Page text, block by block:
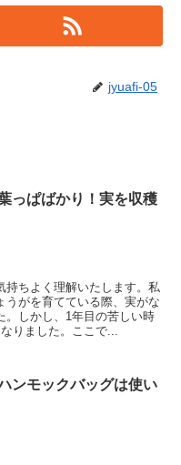
jyuafi-05
っぱばかり！実を収穫
持ちよく理解いたします。私
うがを育てている際、実がな
。しかし、1年目の苦しい時
りました。ここで...
ンモックバッグは使い